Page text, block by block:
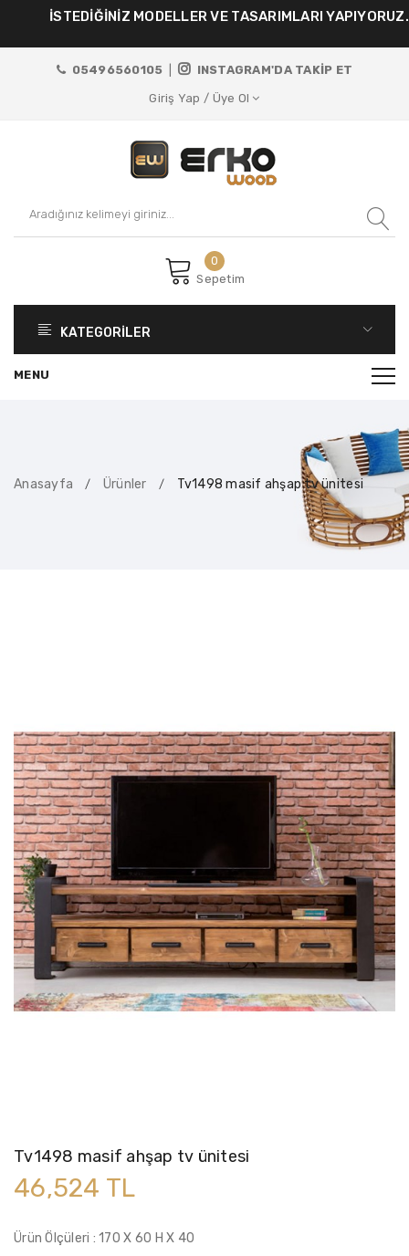
İSTEDİĞİNİZ MODELLER VE TASARIMLARI YAPIYORUZ.
05496560105 INSTAGRAM'DA TAKİP ET
Giriş Yap / Üye Ol
Sepetim
0
KATEGORİLER
Anasayfa / Ürünler / Tv1498 masif ahşap tv ünitesi
Tv1498 masif ahşap tv ünitesi
46,524 TL
Ürün Ölçüleri : 170 X 60 H X 40